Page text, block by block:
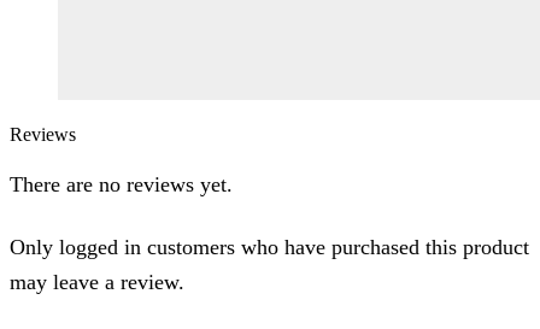
Reviews
There are no reviews yet.
Only logged in customers who have purchased this product
may leave a review.